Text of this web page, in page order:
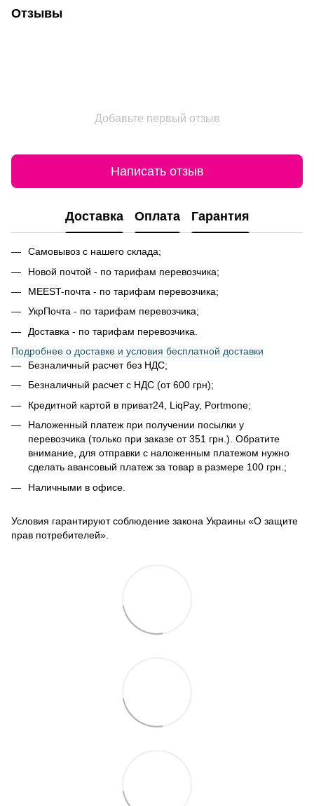
Отзывы
Добавьте первый отзыв
Написать отзыв
Доставка Оплата Гарантия
Самовывоз с нашего склада;
Новой почтой - по тарифам перевозчика;
MEEST-почта - по тарифам перевозчика;
УкрПочта - по тарифам перевозчика;
Доставка - по тарифам перевозчика.
Подробнее о доставке и условия бесплатной доставки
Безналичный расчет без НДС;
Безналичный расчет с НДС (от 600 грн);
Кредитной картой в приват24, LiqPay, Portmone;
Наложенный платеж при получении посылки у
перевозчика (только при заказе от 351 грн.). Обратите
внимание, для отправки с наложенным платежом нужно
сделать авансовый платеж за товар в размере 100 грн.;
Наличными в офисе.
Условия гарантируют соблюдение закона Украины «О защите
прав потребителей».